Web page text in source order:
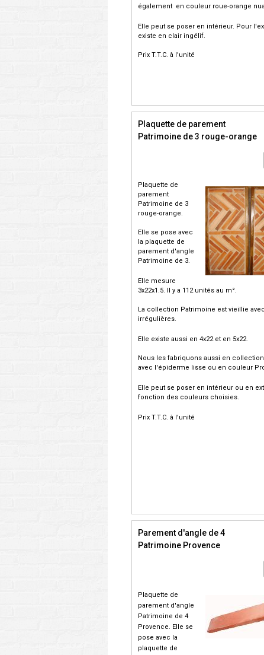
également en couleur roue-orange
Elle peut se poser en intérieur. Pour
existe en clair ingélif.
Prix T.T.C. à l'unité
Plaquette de parement
Patrimoine de 3 rouge-orange
Plaquette de
parement
Patrimoine de 3
rouge-orange.
Elle se pose avec
la plaquette de
parement d'angle
Patrimoine de 3.
Elle mesure
3x22x1.5. Il y a 112 unités au m².
La collection Patrimoine est vieillie
irrégulières.
Elle existe aussi en 4x22 et en 5x22.
Nous les fabriquons aussi en
avec l'épiderme lisse ou en couleur
Elle peut se poser en intérieur ou en
fonction des couleurs choisies.
Prix T.T.C. à l'unité
Parement d'angle de 4
Patrimoine Provence
Plaquette de
parement d'angle
Patrimoine de 4
Provence. Elle se
pose avec la
plaquette de